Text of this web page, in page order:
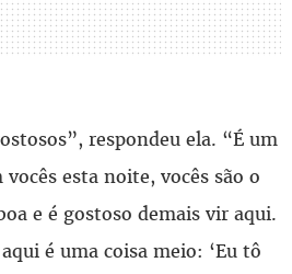
respondeu ela. “É um
esta noite, vocês são o
e é gostoso demais vir aqui.
é uma coisa meio: ‘Eu tô